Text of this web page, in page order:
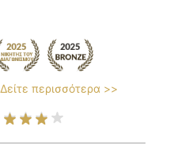
Δείτε περισσότερα >>